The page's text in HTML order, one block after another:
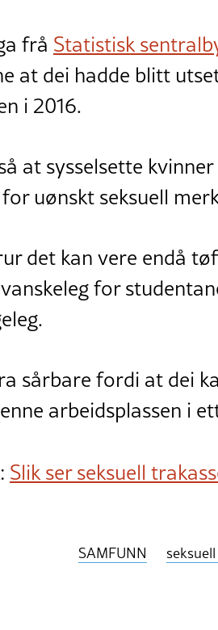
frå Statistisk
at dei hadde blitt
i 2016.
at sysselsette
uønskt seksuell
det kan vere endå
for
sårbare fordi at dei
arbeidsplassen i
: Slik ser seksuell
SAMFUNN